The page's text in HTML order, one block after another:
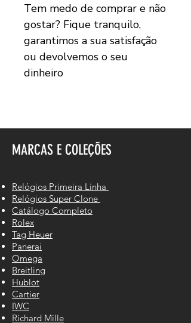
Tem medo de comprar e não
gostar? Fique tranquilo,
garantimos a sua satisfação
ou devolvemos o seu
dinheiro
MARCAS E COLEÇÕES
Relógios Primeira Linha
Relógios Super Clone
Catálogo Completo
Rolex
Tag Heuer
Panerai
Omega
Breitling
Hublot
Cartier
IWC
Richard Mille